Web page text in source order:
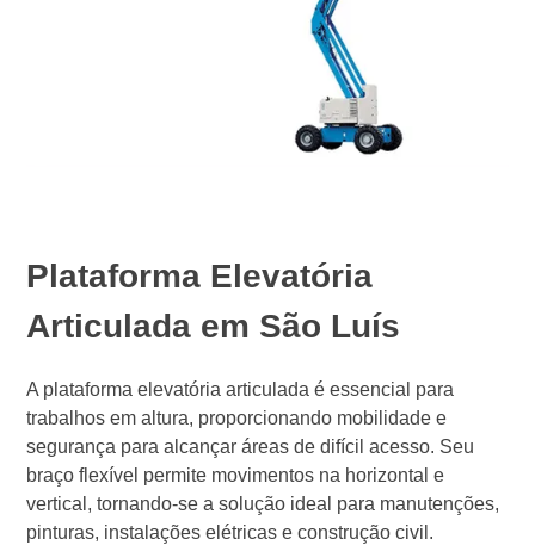
Plataforma Elevatória
Articulada em São Luís
A plataforma elevatória articulada é essencial para
trabalhos em altura, proporcionando mobilidade e
segurança para alcançar áreas de difícil acesso. Seu
braço flexível permite movimentos na horizontal e
vertical, tornando-se a solução ideal para manutenções,
pinturas, instalações elétricas e construção civil.